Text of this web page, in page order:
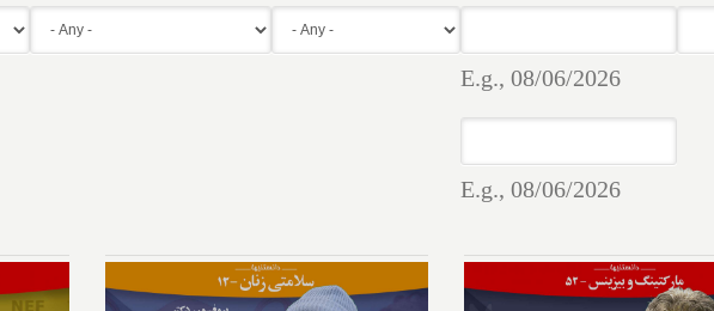
E.g., 08/06/2026
E.g., 08/06/2026